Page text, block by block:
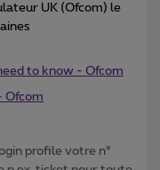
UK (Ofcom) le
to know - Ofcom
Ofcom
profile votre n°